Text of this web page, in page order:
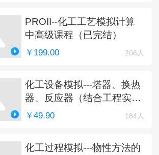
PROII--化工工艺模拟计算
中高级课程（已完结）
￥199.00 206人
化工设备模拟---塔器、换热
器、反应器（结合工程实
例）
￥49.90 184人
化工过程模拟---物性方法的